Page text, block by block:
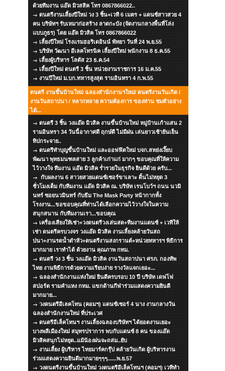
ด้วยทีมงาน แอ๊ด มิวสสิค โทร 0867866022..
ดนตรีงานเลี้ยงปีใหม่ วง 3 ชิ้น+เวที 6 เมตร + แดนซ์สาวสวย 4
คน บริษัทฯ รับเหมาก่อสร้าง ลาดกะบัง (จัดงานกลางพื้นที่โล่ง
แบบภูธร) โดย แอ๊ด มิวสิค โทร 0867866022
เลี้ยงปีใหม่ โรงแรมฮอริเดอินน์ พัทยา วันที่ 24 พ.ย.55
บริษัท วัฒนา อีเลคโทรนิค เลี้ยงปีใหม่ พนักงาน 8 ธ.ค.55
เลี้ยงผู้บริหาร โลตัส 23 ธ.ค.54
เลี้ยงปีใหม่ ดนตรี 3 ชิ้น หน่วยงานราชการ 16 ม.ค.55
งานปีใหม่ ม.บก.ทหารสูงสุด รามอินทรา 4 ก.พ.55
ดนตรี งานขึ้นบ้านใหม่ ฉลองสำนักงานฯใหม่/ ดนตรีงานวันเกิด /
งานวันสถาปนา / หลากหลาย ความต้องการ ของท่าน ชมตัวอย่าง
ได้...
ดนตรี 3 ชิ้น วงแอ๊ด มิวสิค งานขึ้นบ้านใหม่ หมู่บ้านเก้าแสน 2
รามอินทรา 34 วันนี้อากาศดี ฤกษ์ดี ไม่มีฝน เล่นยาวเช้ายันเย็น
ทิปกระจาย..
ดนตรีทำบุญขึ้นบ้านใหม่ และออฟฟิตใหม่ บจก.สหย่งเงี๊ยบ
พัฒนา พุทธมนฑลสาย 3 ลูกค้าเก่าแก่ มากๆ ขอบคุณที่ให้ความ
ไว้วางใจ ทีมงาน แอ๊ด มิวสิค ร่ำรวยในธุรกิจ ยินดีด้วย ครับ...
กับผลงาน 6 สาวยสวยแดนซ์เซอร์ขาเลาะ ดิ้นไม่หยุด 3
ชั่วโมงเต็ม กับทีมงาน แอ๊ด มิวสิค ณ. บริษัท เรนโบว์ฯ ถนน นวมิ
นทร์ ซอยนวมินทร์ กับธีม The Mask Party หน้ากากทั้ง
โรงงาน...ขอขอบคุณที่ท่านได้เลือกความไว้วางใจในความ
สนุกสนาน กับทีมงานเรา...ขอบคุณ
เครื่องเสียงให้เช่า+วงดนตรีวงเล่นสด+ทีมงานแดนซ์ + เวทีให้
เช่า ดนตรีครบวงจร วงแอ๊ด มิวสิค งานเลี้ยงคล้ายวันสถ
ปนา+งานรดน้ำดำหัว+ดนตรีงานสงกรานต์+หน่วยทหารฯ พิธีการ
มากมาย เราทำได้ ด้วยงาน คุณภาพ กทม.
ดนตรี วง 3 ชิ้น วงแอ๊ด มิวสิค งานวันสถาปนา ศรภ. กองทัพ
ไทย งานพิธีการด้วยความเรียบง่าย รางวัลแจกเยอะ...
ฉลองสำนักงานแห่งใหม่ ยินดีครบรอบ 10 ปี บริษัท เดฟโฟ
สปอร์ต รามคำแหง กทม. แขกด้านกีฬาร่วมแสดงความยินดี
มากมาย...
วงดนตรีอีเลคโทน (คอมฯ) แดนซ์เซอร์ 4 นาง งานกลางวัน
ฉลองสำนักงานใหม่ ที่ประเวศ
ดนตรีอีเล็คโทนฯ งานเลี้ยงฉลองบริษัทฯ ได้ยอดงานเยอะ
บางพลีเมืองใหม่ สมุทรปราการ พบกับแดนซ์ 8 คน ของแอ๊ด
มิวสิคสนุกไม่หยุด..แม้น้องฝนจะถล่ม..ยับ
งานเลี้ยง ผู้บริหาร ไทยมาร์คกรุ๊ป คล้ายวันเกิด ผู้บริหารงาน
ร่วมแสดงความยินดีมากมายๆๆๆ......พ.ย.57
วงดนตรีงานขึ้นบ้านใหม่ วงดนตรีอีเล็คโทนฯ (คอมฯ) เวทีทำ